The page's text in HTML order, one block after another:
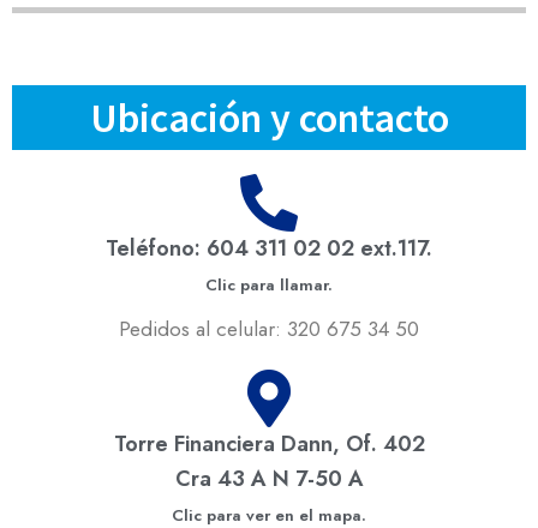
Ubicación y contacto
Teléfono: 604 311 02 02 ext.117.
Clic para llamar.
Pedidos al celular: 320 675 34 50
Torre Financiera Dann, Of. 402
Cra 43 A N 7-50 A
Clic para ver en el mapa.